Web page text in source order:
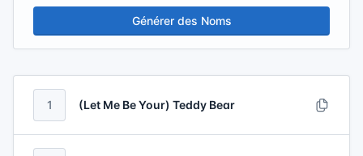
Générer des Noms
1 (Let Me Be Your) Teddy Bear